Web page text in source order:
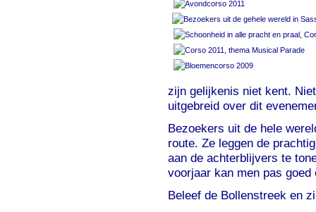
zijn gelijkenis niet kent.
uitgebreid over dit
Bezoekers uit de hele
route. Ze leggen de
aan de achterblijvers te
voorjaar kan men pas
Beleef de Bollenstreek en